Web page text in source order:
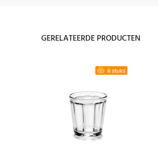
GERELATEERDE PRODUCTEN
8 stuks